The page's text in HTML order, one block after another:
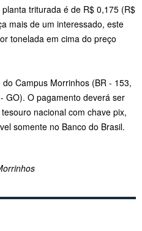
triturada é de R$ 0,175 (R$
mais de um interessado, este
tonelada em cima do preço
Campus Morrinhos (BR - 153,
GO). O pagamento deverá ser
nacional com chave pix,
somente no Banco do Brasil.